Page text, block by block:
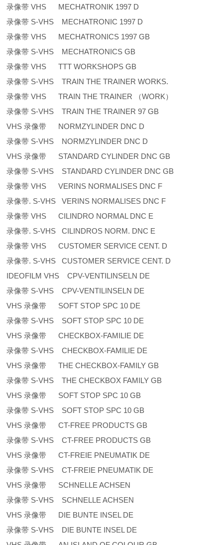
录像带 VHS MECHATRONIK 1997 D
录像带 S-VHS MECHATRONIC 1997 D
录像带 VHS MECHATRONICS 1997 GB
录像带 S-VHS MECHATRONICS GB
录像带 VHS TTT WORKSHOPS GB
录像带 S-VHS TRAIN THE TRAINER WORKS.
录像带 VHS TRAIN THE TRAINER （WORK）
录像带 S-VHS TRAIN THE TRAINER 97 GB
VHS 录像带 NORMZYLINDER DNC D
录像带 S-VHS NORMZYLINDER DNC D
VHS 录像带 STANDARD CYLINDER DNC GB
录像带 S-VHS STANDARD CYLINDER DNC GB
录像带 VHS VERINS NORMALISES DNC F
录像带. S-VHS VERINS NORMALISES DNC F
录像带 VHS CILINDRO NORMAL DNC E
录像带. S-VHS CILINDROS NORM. DNC E
录像带 VHS CUSTOMER SERVICE CENT. D
录像带. S-VHS CUSTOMER SERVICE CENT. D
IDEOFILM VHS CPV-VENTILINSELN DE
录像带 S-VHS CPV-VENTILINSELN DE
VHS 录像带 SOFT STOP SPC 10 DE
录像带 S-VHS SOFT STOP SPC 10 DE
VHS 录像带 CHECKBOX-FAMILIE DE
录像带 S-VHS CHECKBOX-FAMILIE DE
VHS 录像带 THE CHECKBOX-FAMILY GB
录像带 S-VHS THE CHECKBOX FAMILY GB
VHS 录像带 SOFT STOP SPC 10 GB
录像带 S-VHS SOFT STOP SPC 10 GB
VHS 录像带 CT-FREE PRODUCTS GB
录像带 S-VHS CT-FREE PRODUCTS GB
VHS 录像带 CT-FREIE PNEUMATIK DE
录像带 S-VHS CT-FREIE PNEUMATIK DE
VHS 录像带 SCHNELLE ACHSEN
录像带 S-VHS SCHNELLE ACHSEN
VHS 录像带 DIE BUNTE INSEL DE
录像带 S-VHS DIE BUNTE INSEL DE